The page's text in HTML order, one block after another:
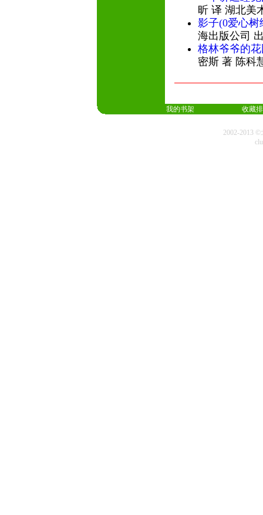
昕 译 湖北美
影子(0爱心树
海出版公司
格林爷爷的
密斯 著 陈科
我的书架 收藏
2002-2013